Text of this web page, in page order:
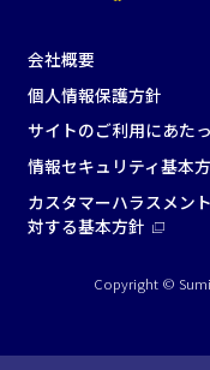
会社概要
個人情報保護方針
サイトのご利用にあた
情報セキュリティ基本
カスタマーハラスメン
対する基本方針
Copyright ©